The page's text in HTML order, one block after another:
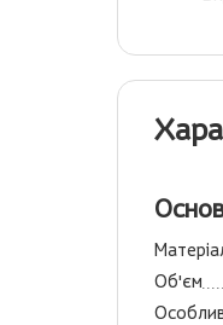
Об'єм